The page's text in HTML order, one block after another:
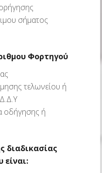
σήματος
Φορτηγού
τελωνείου ή
οδήγησης ή
διαδικασίας
είναι: